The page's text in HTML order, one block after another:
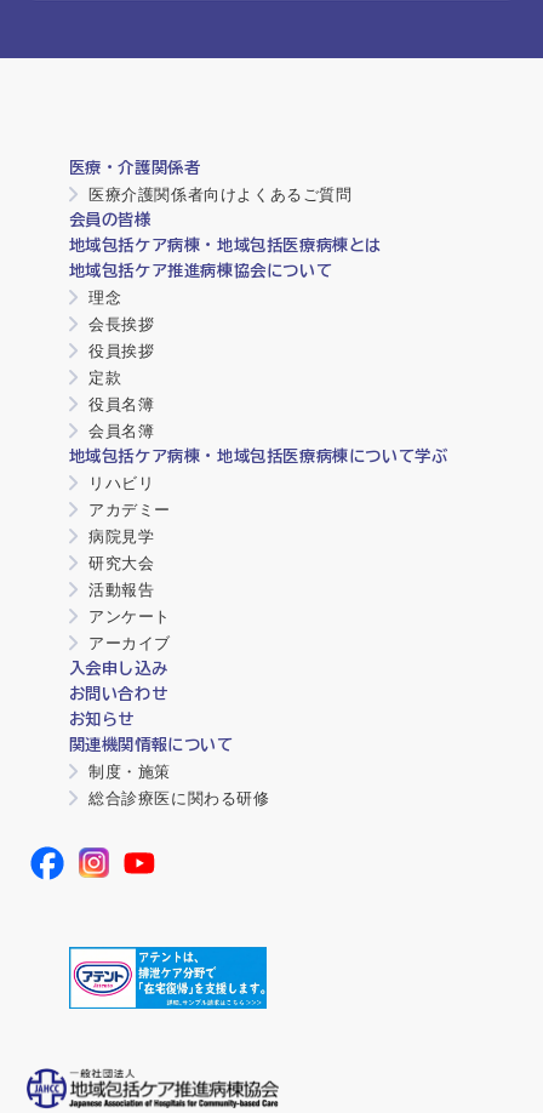
医療・介護関係者
医療介護関係者向けよくあるご質問
会員の皆様
地域包括ケア病棟・地域包括医療病棟とは
地域包括ケア推進病棟協会について
理念
会長挨拶
役員挨拶
定款
役員名簿
会員名簿
地域包括ケア病棟・地域包括医療病棟について学ぶ
リハビリ
アカデミー
病院見学
研究大会
活動報告
アンケート
アーカイブ
入会申し込み
お問い合わせ
お知らせ
関連機関情報について
制度・施策
総合診療医に関わる研修